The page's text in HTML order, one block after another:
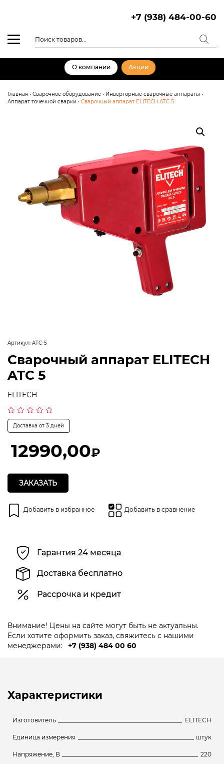
+7 (938) 484-00-60
товаров
О компании Акции
Главная • Сварочное оборудование • Инверторные сварочные аппараты •
Аппарат точечной сварки • Сварочный аппарат ELITECH ATC 5
Артикул: ATC-5
Сварочный аппарат ELITECH
ATC 5
ELITECH
Оценка
из
Доставка от 3 дней
12990,00₽
ЗАКАЗАТЬ
Добавить в избранное Добавить в сравнение
Гарантия 24 месяца
Доставка бесплатно
Рассрочка и кредит
Внимание! Цены на сайте могут быть не актуальны.
Если хотите оформить заказ, свяжитесь с нашими
менеджерами:
+7 (938) 484 00 60
Характеристики
Изготовитель ELITECH
Единица измерения штук
Напряжение, В 220